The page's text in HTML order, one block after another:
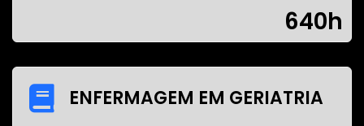
640h
ENFERMAGEM EM GERIATRIA